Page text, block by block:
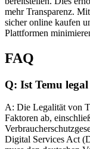
mehr Transparenz.
sicher online kaufen
Plattformen
FAQ
Q: Ist Temu
A: Die Legalität von
Faktoren ab,
Digital Services Act